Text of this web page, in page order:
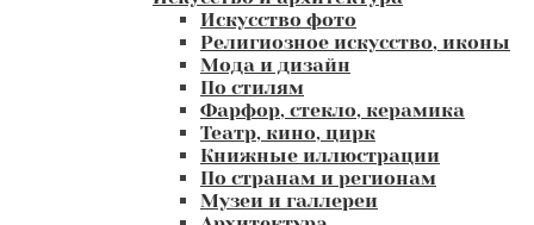
Искусство фото
Религиозное искусство, иконы
Мода и дизайн
По стилям
Фарфор, стекло, керамика
Театр, кино, цирк
Книжные иллюстрации
По странам и регионам
Музеи и галлереи